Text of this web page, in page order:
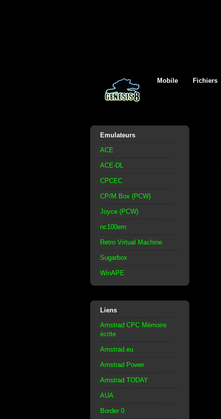
Mobile Fichiers
Emulateurs
ACE
ACE-DL
CPCEC
CP/M Box (PCW)
Joyce (PCW)
nc100em
Retro Virtual Machine
Sugarbox
WinAPE
Liens
Amstrad CPC Mémoire
écrite
Amstrad.eu
Amstrad Power
Amstrad TODAY
AUA
Border 0